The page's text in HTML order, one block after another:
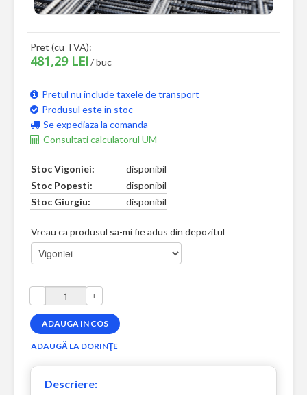
Pret (cu TVA):
481,29 LEI/ buc
Pretul nu include taxele de transport
Produsul este in stoc
Se expediaza la comanda
Consultati calculatorul UM
Stoc Vigoniei:
disponibil
Stoc Popesti:
disponibil
Stoc Giurgiu:
disponibil
Vreau ca produsul sa-mi fie adus din depozitul
– +
Descriere: